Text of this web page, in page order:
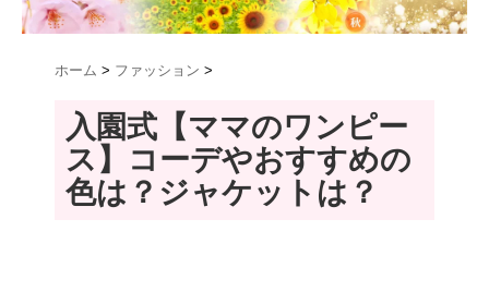
ホーム > ファッション >
入園式【ママのワンピー
ス】コーデやおすすめの
色は？ジャケットは？